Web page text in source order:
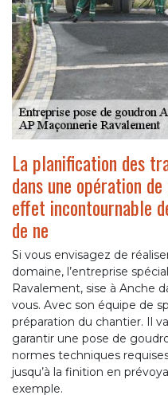
La planification des
dans une opération
effet incontournable
de ne
Si vous envisagez de
domaine, l’entreprise
Ravalement, sise à Anche
vous. Avec son équipe de
préparation du chantier. Il
garantir une pose de
normes techniques
jusqu’à la finition en
exemple.